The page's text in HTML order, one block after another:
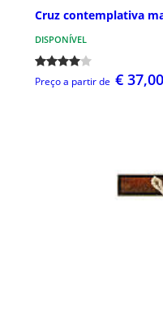
Cruz contemplativa
DISPONÍVEL
Preço a partir de € 37,00